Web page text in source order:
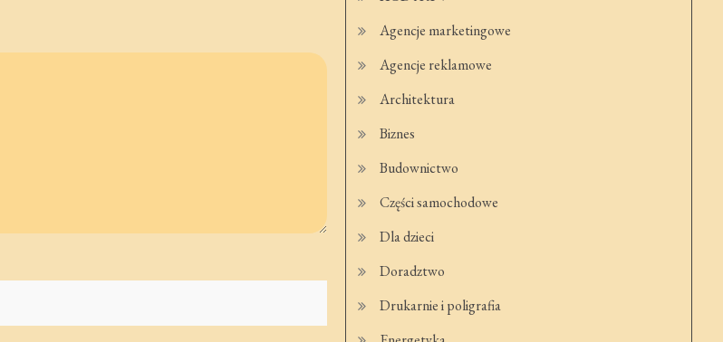
Agencje marketingowe
Agencje reklamowe
Architektura
Biznes
Budownictwo
Części samochodowe
Dla dzieci
Doradztwo
Drukarnie i poligrafia